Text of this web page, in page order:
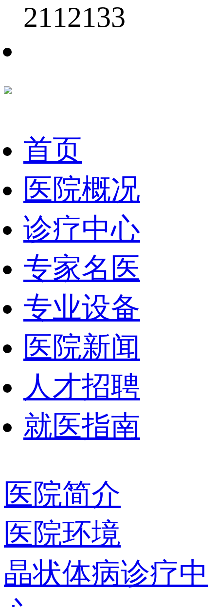
2112133
首页
医院概况
诊疗中心
专家名医
专业设备
医院新闻
人才招聘
就医指南
医院简介
医院环境
晶状体病诊疗中